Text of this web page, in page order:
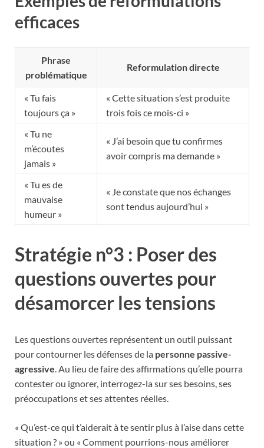
efficaces
Phrase
problématique
Reformulation directe
« Tu fais
toujours ça »
« Cette situation s’est produite
trois fois ce mois-ci »
« Tu ne
m’écoutes
jamais »
« J’ai besoin que tu confirmes
avoir compris ma demande »
« Tu es de
mauvaise
humeur »
« Je constate que nos échanges
sont tendus aujourd’hui »
Stratégie n°3 : Poser des
questions ouvertes pour
désamorcer les tensions
Les questions ouvertes représentent un outil puissant
pour contourner les défenses de la personne passive-
agressive . Au lieu de faire des affirmations qu’elle pourra
contester ou ignorer, interrogez-la sur ses besoins, ses
préoccupations et ses attentes réelles.
« Qu’est-ce qui t’aiderait à te sentir plus à l’aise dans cette
situation ? » ou « Comment pourrions-nous améliorer